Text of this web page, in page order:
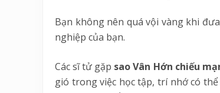
Bạn không nên quá vội vàng khi
nghiệp của bạn.
Các sĩ tử gặp sao Vân Hớn chiếu
gió trong việc học tập, trí nhớ có